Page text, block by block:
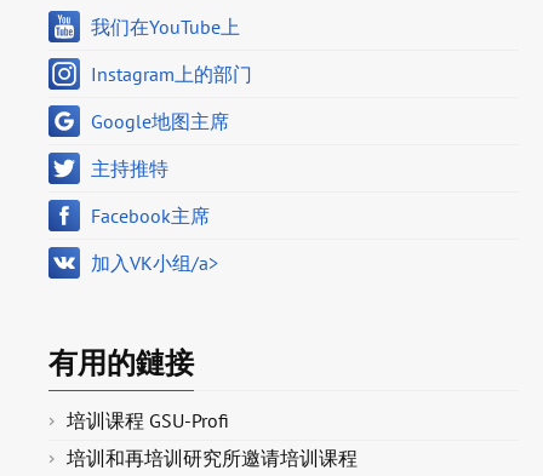
我们在YouTube上
Instagram上的部门
Google地图主席
主持推特
Facebook主席
加入VK小组/a>
有用的鏈接
培训课程 GSU-Profi
培训和再培训研究所邀请培训课程